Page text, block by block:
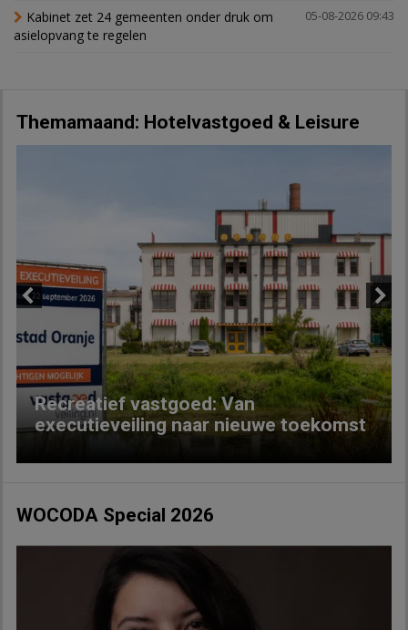
05-08-2026 09:43
Kabinet zet 24 gemeenten onder druk om
asielopvang te regelen
Themamaand: Hotelvastgoed & Leisure
Recreatief vastgoed: Van
executieveiling naar nieuwe toekomst
Next
WOCODA Special 2026